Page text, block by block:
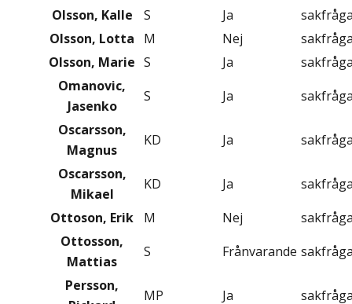
Olsson, Kalle
S Ja
Olsson, Lotta
M Nej
Olsson, Marie S Ja
Omanovic,
Jasenko
S Ja
Oscarsson,
Magnus
KD Ja
Oscarsson,
Mikael
KD Ja
Ottoson, Erik
M Nej
Ottosson,
Mattias
S Frånvarande
Persson,
MP Ja